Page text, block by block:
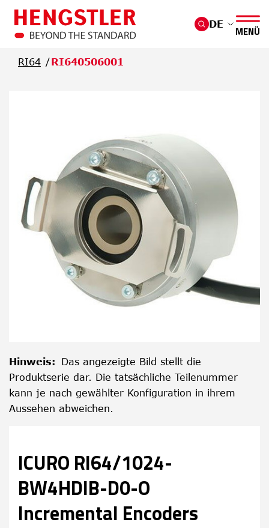
Überspringen Sie zum Hauptmenü
DE
MENÜ
RI64 RI640506001
Hinweis: Das angezeigte Bild stellt die
Produktserie dar. Die tatsächliche Teilenummer
kann je nach gewählter Konfiguration in ihrem
Aussehen abweichen.
ICURO RI64/1024-
BW4HDIB-D0-O
Incremental Encoders